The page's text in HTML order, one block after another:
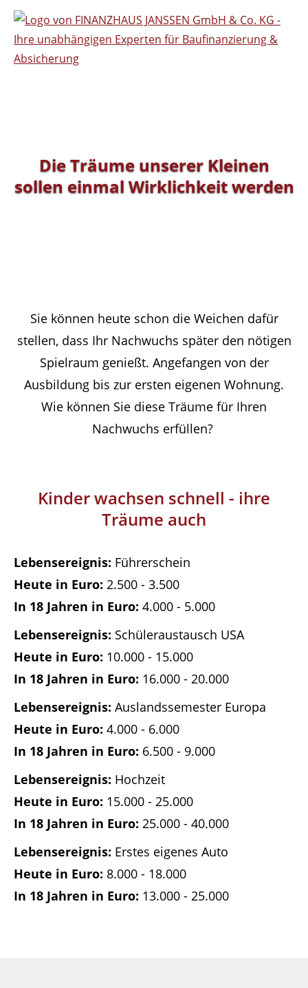
Die Träume unserer Kleinen
sollen einmal Wirklichkeit werden
Sie können heute schon die Weichen dafür
stellen, dass Ihr Nachwuchs später den nötigen
Spielraum genießt. Angefangen von der
Ausbildung bis zur ersten eigenen Wohnung.
Wie können Sie diese Träume für Ihren
Nachwuchs erfüllen?
Kinder wachsen schnell - ihre
Träume auch
Führerschein
2.500 - 3.500
4.000 - 5.000
Schüleraustausch USA
10.000 - 15.000
16.000 - 20.000
Auslandssemester Europa
4.000 - 6.000
6.500 - 9.000
Hochzeit
15.000 - 25.000
25.000 - 40.000
Erstes eigenes Auto
8.000 - 18.000
13.000 - 25.000